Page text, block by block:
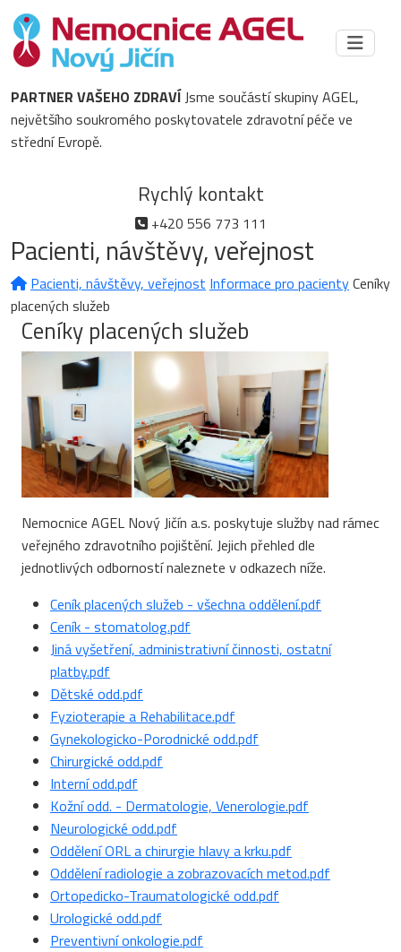
PARTNER VAŠEHO ZDRAVÍJsme součástí skupiny AGEL,
největšího soukromého poskytovatele zdravotní péče ve
střední Evropě.
Rychlý kontakt
+420 556 773 111
Pacienti, návštěvy, veřejnost
Pacienti, návštěvy, veřejnost Informace pro pacientyCeníky
placených služeb
Ceníky placených služeb
Nemocnice AGEL Nový Jičín a.s. poskytuje služby nad rámec
veřejného zdravotního pojištění. Jejich přehled dle
jednotlivých odborností naleznete v odkazech níže.
Ceník placených služeb - všechna oddělení.pdf
Ceník - stomatolog.pdf
Jiná vyšetření, administrativní činnosti, ostatní
platby.pdf
Dětské odd.pdf
Fyzioterapie a Rehabilitace.pdf
Gynekologicko-Porodnické odd.pdf
Chirurgické odd.pdf
Interní odd.pdf
Kožní odd. - Dermatologie, Venerologie.pdf
Neurologické odd.pdf
Oddělení ORL a chirurgie hlavy a krku.pdf
Oddělení radiologie a zobrazovacích metod.pdf
Ortopedicko-Traumatologické odd.pdf
Urologické odd.pdf
Preventivní onkologie.pdf